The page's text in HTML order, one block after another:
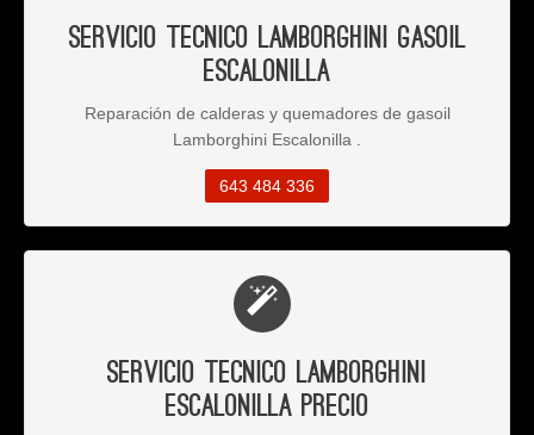
Servicio Tecnico Lamborghini Gasoil
Escalonilla
Reparación de calderas y quemadores de gasoil
Lamborghini Escalonilla .
643 484 336
Servicio Tecnico Lamborghini
Escalonilla Precio